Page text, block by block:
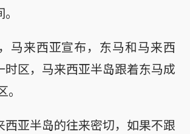
马来西亚宣布，东马和马来西
时区，马来西亚半岛跟着东马成
西亚半岛的往来密切，如果不跟